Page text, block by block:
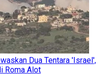
Dua Tentara 'Israel',
Roma Alot